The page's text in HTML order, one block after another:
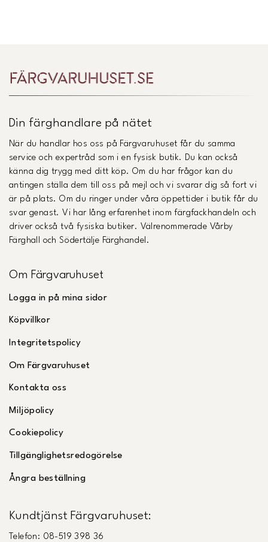
Din färghandlare på nätet
När du handlar hos oss på Färgvaruhuset får du samma
service och expertråd som i en fysisk butik. Du kan också
känna dig trygg med ditt köp. Om du har frågor kan du
antingen ställa dem till oss på mejl och vi svarar dig så fort vi
är på plats. Om du ringer under våra öppettider i butik får du
svar genast. Vi har lång erfarenhet inom färgfackhandeln och
driver också två fysiska butiker. Välrenommerade Vårby
Färghall och Södertälje Färghandel.
Om Färgvaruhuset
Logga in på mina sidor
Köpvillkor
Integritetspolicy
Om Färgvaruhuset
Kontakta oss
Miljöpolicy
Cookiepolicy
Tillgänglighetsredogörelse
Ångra beställning
Kundtjänst Färgvaruhuset:
Telefon: 08-519 398 36